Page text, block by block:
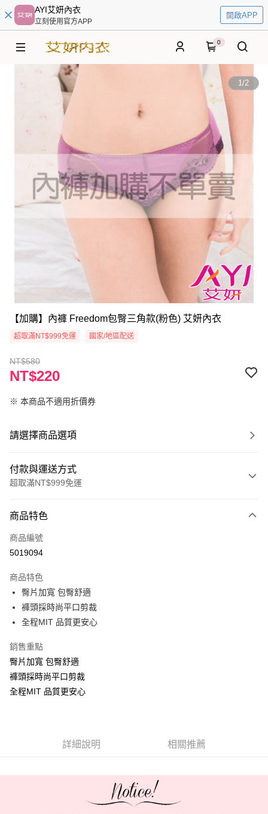
AYI艾妍內衣
立刻使用官方APP
開啟APP
0
1/2
【加購】內褲 Freedom包臀三角款(粉色) 艾妍內衣
超取滿NT$999免運 國家/地區配送
NT$580
NT$220
※ 本商品不適用折價券
請選擇商品選項
付款與運送方式
超取滿NT$999免運
信用卡一次付款
超商取貨付款
ATM付款
運送方式
付款後全家取貨
每筆NT$60，滿NT$999(含以上)免運費
每筆NT$80，滿NT$999(含以上)免運費
商品特色
商品編號
5019094
商品特色
臀片加寬 包臀舒適
褲頭採時尚平口剪裁
全程MIT 品質更安心
銷售重點
臀片加寬 包臀舒適
褲頭採時尚平口剪裁
全程MIT 品質更安心
詳細說明 相關推薦